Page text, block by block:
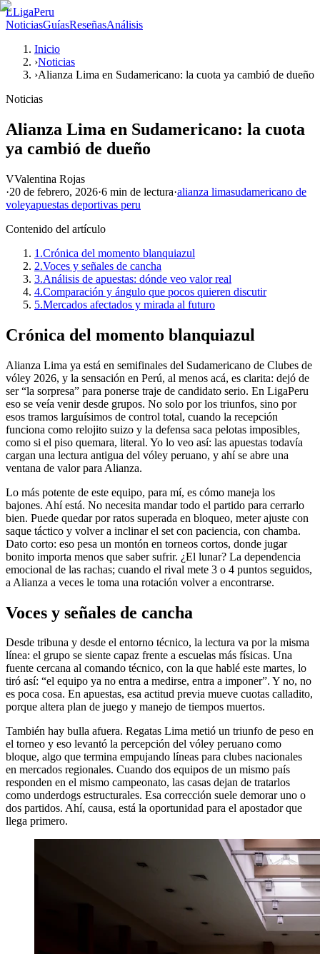
LLigaPeru
NoticiasGuíasReseñasAnálisis
Inicio
›Noticias
›Alianza Lima en Sudamericano: la cuota ya cambió de dueño
Noticias
Alianza Lima en Sudamericano: la cuota
ya cambió de dueño
VValentina Rojas
·20 de febrero, 2026·6 min de lectura·alianza limasudamericano de
voleyapuestas deportivas peru
Contenido del artículo
1.Crónica del momento blanquiazul
2.Voces y señales de cancha
3.Análisis de apuestas: dónde veo valor real
4.Comparación y ángulo que pocos quieren discutir
5.Mercados afectados y mirada al futuro
Crónica del momento blanquiazul
Alianza Lima ya está en semifinales del Sudamericano de Clubes de
vóley 2026, y la sensación en Perú, al menos acá, es clarita: dejó de
ser “la sorpresa” para ponerse traje de candidato serio. En LigaPeru
eso se veía venir desde grupos. No solo por los triunfos, sino por
esos tramos larguísimos de control total, cuando la recepción
funciona como relojito suizo y la defensa saca pelotas imposibles,
como si el piso quemara, literal. Yo lo veo así: las apuestas todavía
cargan una lectura antigua del vóley peruano, y ahí se abre una
ventana de valor para Alianza.
Lo más potente de este equipo, para mí, es cómo maneja los
bajones. Ahí está. No necesita mandar todo el partido para cerrarlo
bien. Puede quedar por ratos superada en bloqueo, meter ajuste con
saque táctico y volver a inclinar el set con paciencia, con chamba.
Dato corto: eso pesa un montón en torneos cortos, donde jugar
bonito importa menos que saber sufrir. ¿El lunar? La dependencia
emocional de las rachas; cuando el rival mete 3 o 4 puntos seguidos,
a Alianza a veces le toma una rotación volver a encontrarse.
Voces y señales de cancha
Desde tribuna y desde el entorno técnico, la lectura va por la misma
línea: el grupo se siente capaz frente a escuelas más físicas. Una
fuente cercana al comando técnico, con la que hablé este martes, lo
tiró así: “el equipo ya no entra a medirse, entra a imponer”. Y no, no
es poca cosa. En apuestas, esa actitud previa mueve cuotas calladito,
porque altera plan de juego y manejo de tiempos muertos.
También hay bulla afuera. Regatas Lima metió un triunfo de peso en
el torneo y eso levantó la percepción del vóley peruano como
bloque, algo que termina empujando líneas para clubes nacionales
en mercados regionales. Cuando dos equipos de un mismo país
responden en el mismo campeonato, las casas dejan de tratarlos
como underdogs estructurales. Esa corrección suele demorar uno o
dos partidos. Ahí, causa, está la oportunidad para el apostador que
llega primero.